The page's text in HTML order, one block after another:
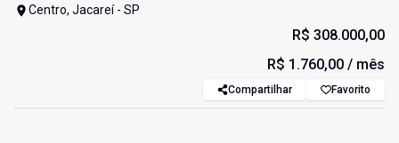
Centro, Jacareí - SP
R$ 308.000,00
R$ 1.760,00 / mês
Compartilhar Favorito